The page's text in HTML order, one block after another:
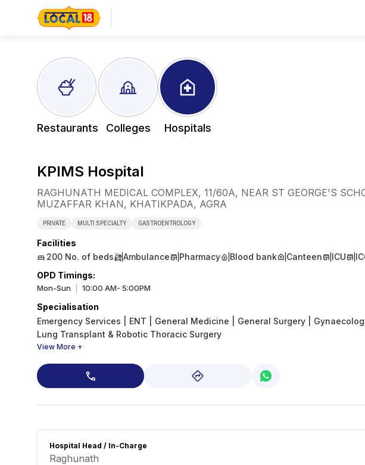
Restaurants Colleges Hospitals
KPIMS Hospital
RAGHUNATH MEDICAL COMPLEX, 11/60A, NEAR ST GEORGE'S
MUZAFFAR KHAN, KHATIKPADA, AGRA
PRIVATE MULTI SPECIALTY GASTROENTROLOGY
Facilities
200 No. of beds Ambulance Pharmacy Blood bank Canteen ICU
OPD Timings:
Mon-Sun 10:00 AM- 5:00PM
Specialisation
Emergency Services
ENT General Medicine General Surgery
Lung Transplant & Robotic Thoracic Surgery
View More +
Hospital Head / In-Charge
Raghunath